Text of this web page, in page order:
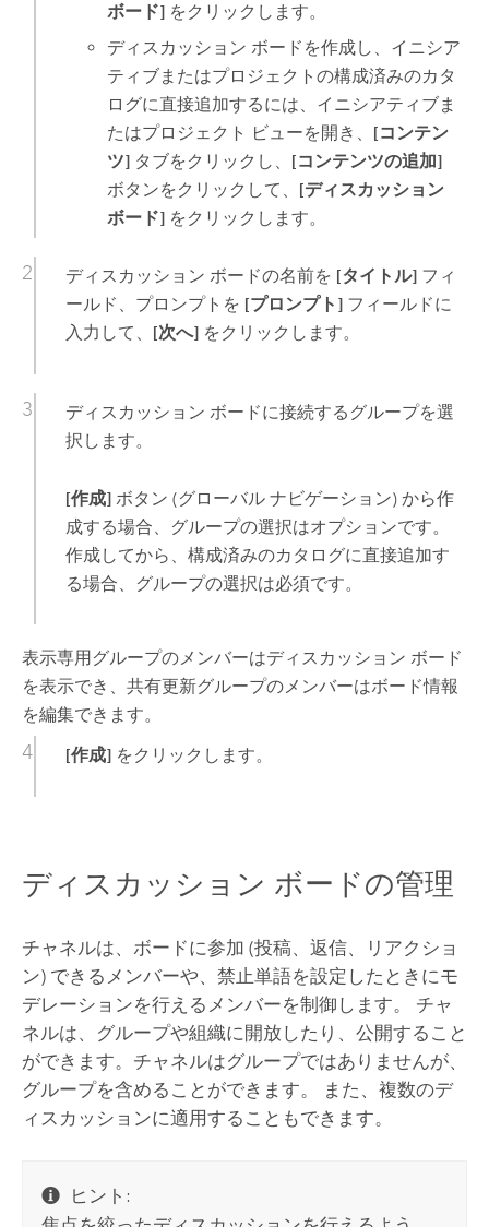
ボード] をクリックします。
ディスカッション ボードを作成し、イニシア
ティブまたはプロジェクトの構成済みのカタ
ログに直接追加するには、イニシアティブま
たはプロジェクト ビューを開き、 [コンテン
ツ] タブをクリックし、 [コンテンツの追加]
ボタンをクリックして、 [ディスカッション
ボード] をクリックします。
ディスカッション ボードの名前を [タイトル]フィ
ールド、プロンプトを [プロンプト]フィールドに
入力して、 [次へ]をクリックします。
ディスカッション ボードに接続するグループを選
択します。
[作成]ボタン (グローバル ナビゲーション) から作
成する場合、グループの選択はオプションです。
作成してから、構成済みのカタログに直接追加す
る場合、グループの選択は必須です。
表示専用グループのメンバーはディスカッション ボード
を表示でき、共有更新グループのメンバーはボード情報
を編集できます。
[作成]をクリックします。
ディスカッション ボードの管理
チャネルは、ボードに参加 (投稿、返信、リアクショ
ン) できるメンバーや、禁止単語を設定したときにモ
デレーションを行えるメンバーを制御します。 チャ
ネルは、グループや組織に開放したり、公開すること
ができます。チャネルはグループではありませんが、
グループを含めることができます。 また、複数のデ
ィスカッションに適用することもできます。
ヒント: